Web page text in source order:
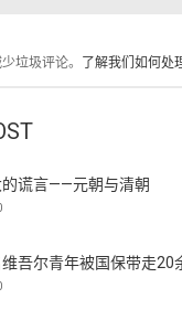
垃圾评论。 了解我们如何处
谎言——元朝与清朝
吾尔青年被国保带走20